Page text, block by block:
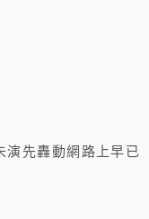
演先轟動網路上早已